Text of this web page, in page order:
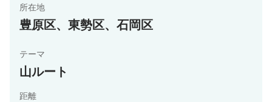
所在地
豊原区、東勢区、石岡区
テーマ
山ルート
距離